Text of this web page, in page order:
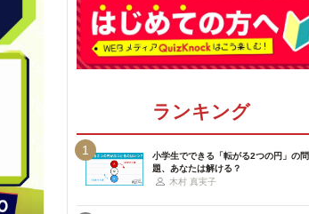
ランキング
1
小学生でできる「転がる2つの円」の問
題、あなたは解ける？
木村 真実子